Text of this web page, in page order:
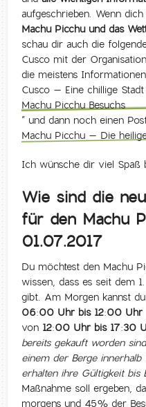
aufgeschrieben. Wenn
Machu Picchu und das
schau dir auch die
Cusco mit der
die meistens
Cusco – Eine chillige
Machu Picchu Besuchs
” und dann noch einen
Machu Picchu – Die
Ich wünsche dir viel Spaß
Wie sind die
für den Machu
01.07.2017
Du möchtest den Machu
wissen, dass es seit dem
gibt. Am Morgen kannst
06:00 Uhr bis 12:00 Uhr
von 12:00 Uhr bis 17:30
bereits gekauft worden
einem der Berge
erhalten ihre Gültigkeit bis
Maßnahme soll ergeben,
morgens und 45% der